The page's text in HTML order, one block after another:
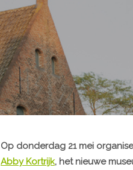
Op donderdag 21 mei
Abby Kortrijk, het nieuwe